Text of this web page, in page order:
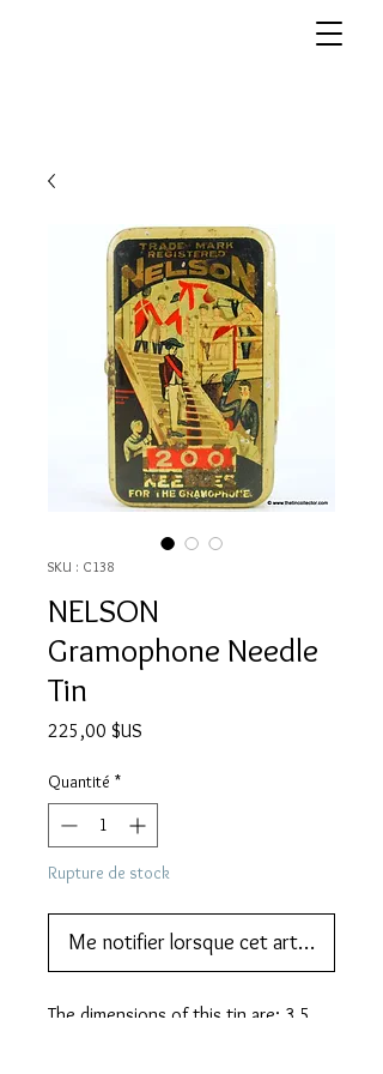
SKU : C138
NELSON
Gramophone Needle
Tin
225,00 $US
Quantité *
Rupture de stock
Me notifier lorsque cet article est
The dimensions of this tin are: 3.5